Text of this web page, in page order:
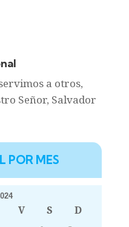
a otros,
Señor, Salvador
POR MES
V S
D